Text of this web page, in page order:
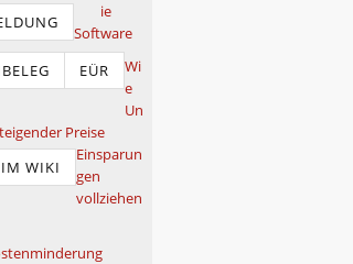
EÜR
WIKI
ie
Software
Wi
e
Un
Preise
Einsparun
gen
vollziehen